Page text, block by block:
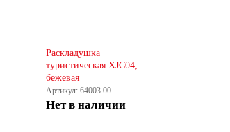
Раскладушка
туристическая XJC04,
бежевая
Артикул: 64003.00
Нет в наличии